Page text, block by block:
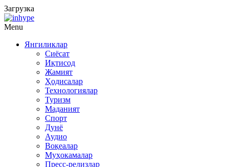
Загрузка
Menu
Янгиликлар
Сиёсат
Иқтисод
Жамият
Ҳодисалар
Технологиялар
Туризм
Маданият
Спорт
Дунё
Аудио
Воқеалар
Муҳокамалар
Пресс-релизлар